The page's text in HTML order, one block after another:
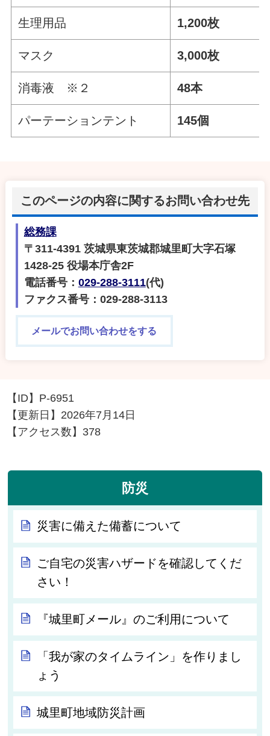
生理用品 1,200枚
マスク 3,000枚
消毒液 ※２ 48本
パーテーションテント 145個
このページの内容に関するお問い合わせ先
総務課
〒311-4391 茨城県東茨城郡城里町大字石塚
1428-25 役場本庁舎2F
電話番号： 029-288-3111(代)
ファクス番号：029-288-3113
メールでお問い合わせをする
【ID】 P-6951
【更新日】 2026年7月14日
【アクセス数】 378
防災
災害に備えた備蓄について
ご自宅の災害ハザードを確認してくだ
さい！
『城里町メール』のご利用について
「我が家のタイムライン」を作りまし
ょう
城里町地域防災計画